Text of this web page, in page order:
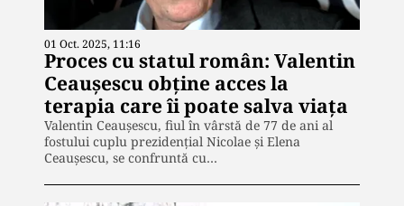
01 Oct. 2025, 11:16
Proces cu statul român: Valentin
Ceaușescu obține acces la
terapia care îi poate salva viața
Valentin Ceaușescu, fiul în vârstă de 77 de ani al
fostului cuplu prezidențial Nicolae și Elena
Ceaușescu, se confruntă cu…